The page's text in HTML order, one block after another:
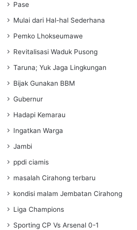
Pase
Mulai dari Hal-hal Sederhana
Pemko Lhokseumawe
Revitalisasi Waduk Pusong
Taruna; Yuk Jaga Lingkungan
Bijak Gunakan BBM
Gubernur
Hadapi Kemarau
Ingatkan Warga
Jambi
ppdi ciamis
masalah Cirahong terbaru
kondisi malam Jembatan Cirahong
Liga Champions
Sporting CP Vs Arsenal 0-1